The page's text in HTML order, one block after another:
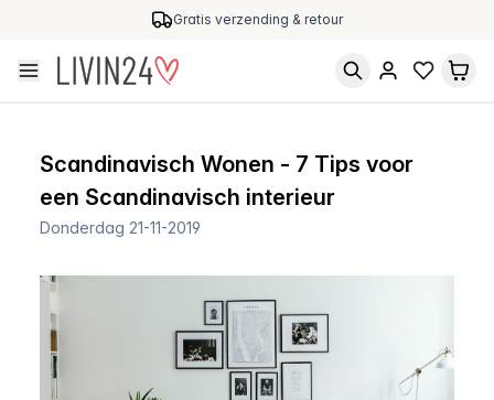
Gratis verzending & retour
Scandinavisch Wonen - 7 Tips voor
een Scandinavisch interieur
Donderdag 21-11-2019